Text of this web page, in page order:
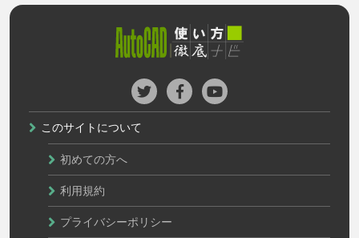
このサイトについて
初めての方へ
利用規約
プライバシーポリシー